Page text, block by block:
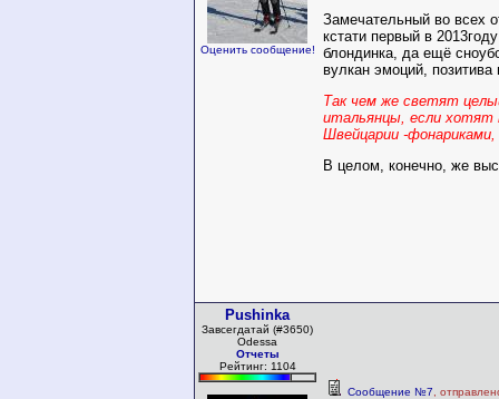
Оценить сообщение!
Замечательный во всех
кстати первый в
блондинка, да ещё
вулкан эмоций,
Так чем же светят
итальянцы, если хотят
Швейцарии -фонариками,
В целом, конечно, же
Pushinka
Завсегдатай (#3650)
Odessa
Отчеты
Рейтинг: 1104
Сообщение №7 ,